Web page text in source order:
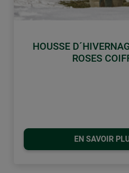
HOUSSE
ROSES
EN SAVOIR